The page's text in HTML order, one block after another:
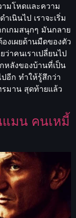
มโหดและความ
เนินไป เราจะเริ่ม
เกมสนุกๆ มันกลาย
งเผยด้านมืดของตัว
ว่าคนเราเปลี่ยนไป
หลังของบ้านที่เป็น
ปอีก ทำให้รู้สึกว่า
มาน สุดท้ายแล้ว
มน คนเหมี้